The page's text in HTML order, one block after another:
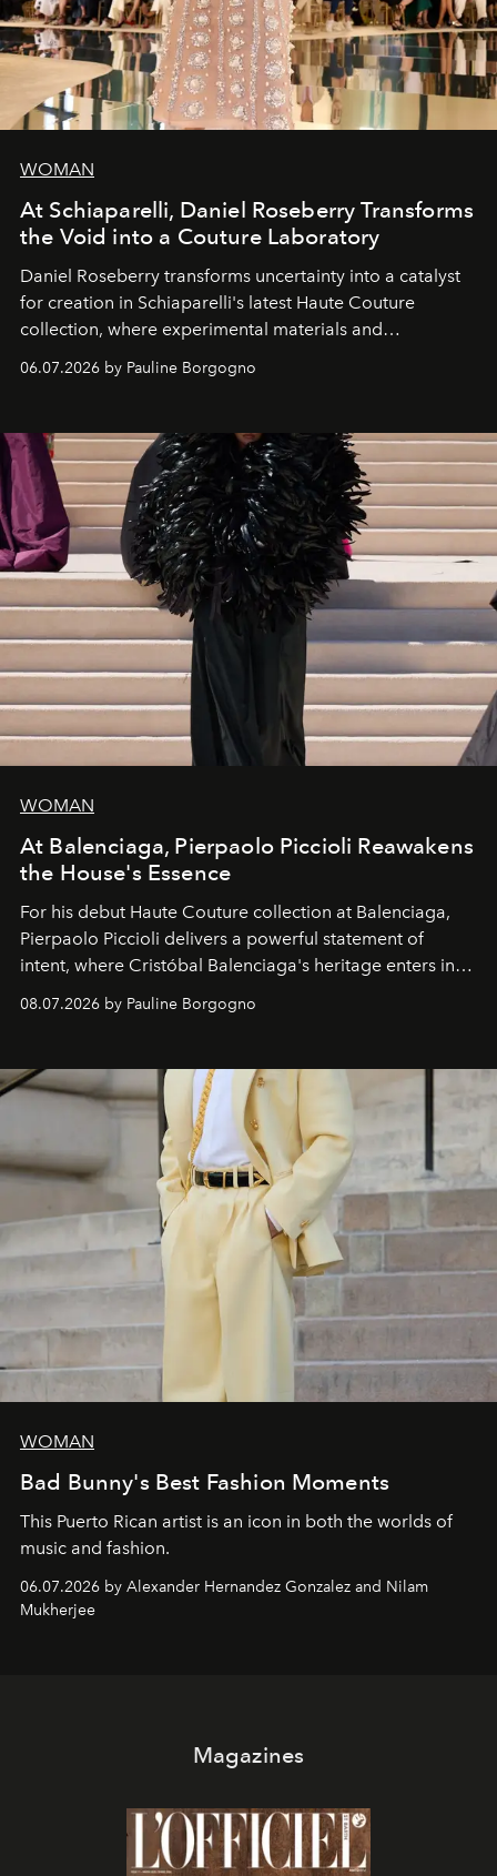
WOMAN
At Schiaparelli, Daniel Roseberry Transforms
the Void into a Couture Laboratory
Daniel Roseberry transforms uncertainty into a catalyst
for creation in Schiaparelli's latest Haute Couture
collection, where experimental materials and
exceptional craftsmanship forge a new territory between
fashion, sculpture, and art.
06.07.2026 by Pauline Borgogno
WOMAN
At Balenciaga, Pierpaolo Piccioli Reawakens
the House's Essence
For his debut Haute Couture collection at Balenciaga,
Pierpaolo Piccioli delivers a powerful statement of
intent, where Cristóbal Balenciaga's heritage enters into
dialogue with a deeply contemporary vision of fashion
and creation.
08.07.2026 by Pauline Borgogno
WOMAN
Bad Bunny's Best Fashion Moments
This Puerto Rican artist is an icon in both the worlds of
music and fashion.
06.07.2026 by Alexander Hernandez Gonzalez and Nilam
Mukherjee
Magazines